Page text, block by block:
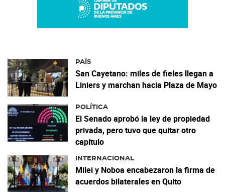
PAÍS
San Cayetano: miles de fieles llegan a
Liniers y marchan hacia Plaza de Mayo
POLÍTICA
El Senado aprobó la ley de propiedad
privada, pero tuvo que quitar otro
capítulo
INTERNACIONAL
Milei y Noboa encabezaron la firma de
acuerdos bilaterales en Quito